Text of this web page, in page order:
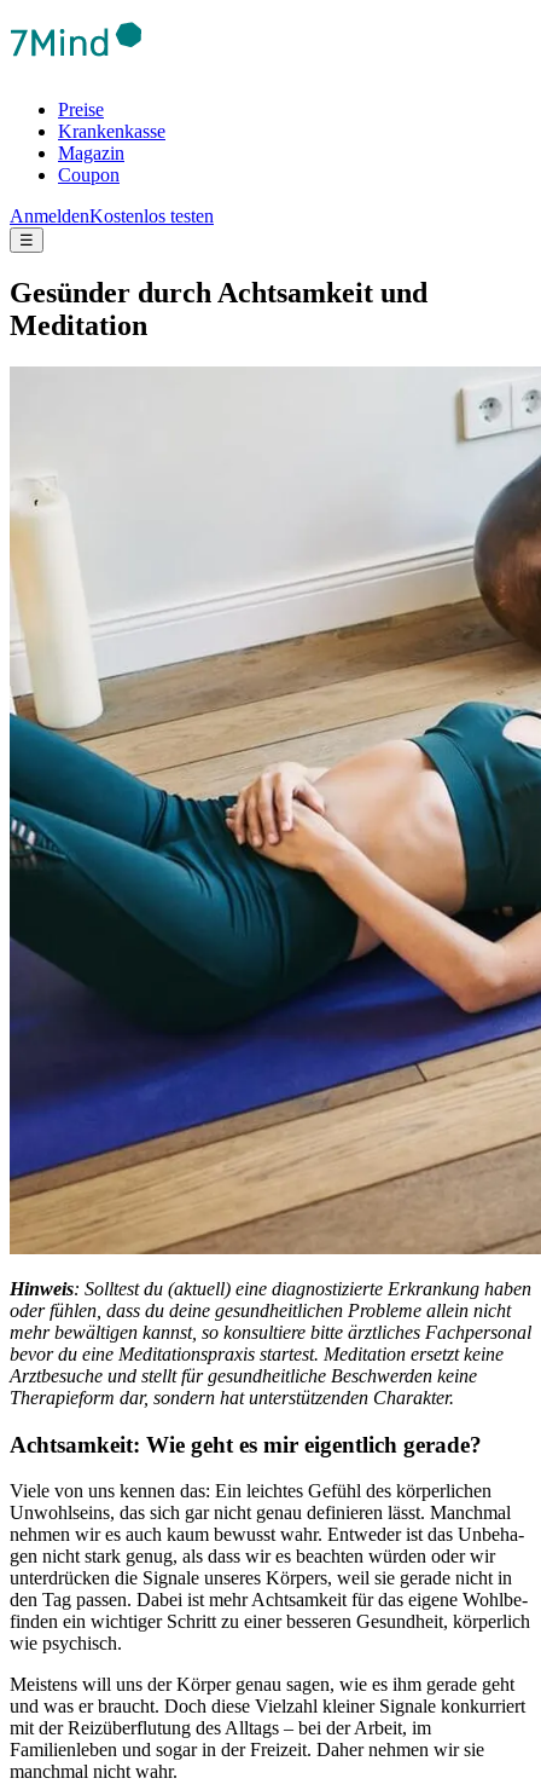
Preise
Krankenkasse
Magazin
Coupon
AnmeldenKostenlos testen
☰
Gesünder durch Achtsamkeit und
Meditation
Hin­weis: Solltest du (aktuell) eine diagnostizierte Erkrankung haben
oder fühlen, dass du deine gesundheitlichen Probleme allein nicht
mehr bewältigen kannst, so konsultiere bitte ärztliches Fachpersonal
bevor du eine Meditationspraxis startest. Meditation ersetzt keine
Arztbesuche und stellt für gesundheitliche Beschwerden keine
Therapieform dar, sondern hat unterstützenden Charakter.
Acht­sam­keit: Wie geht es mir eigent­lich gerade?
Viele von uns kennen das: Ein leich­tes Gefühl des körperlichen
Unwohl­seins, das sich gar nicht genau definieren lässt. Manchmal
nehmen wir es auch kaum bewusst wahr. Ent­we­der ist das Unbe­ha­
gen nicht stark genug, als dass wir es beach­ten würden oder wir
unter­drü­cken die Signale unse­res Kör­pers, weil sie gerade nicht in
den Tag passen. Dabei ist mehr Acht­sam­keit für das eigene Wohl­be­
fin­den ein wich­ti­ger Schritt zu einer bes­se­ren Gesund­heit, körperlich
wie psychisch.
Meistens will uns der Körper genau sagen, wie es ihm gerade geht
und was er braucht. Doch diese Viel­zahl klei­ner Signale kon­kur­riert
mit der Reiz­über­flu­tung des All­tags – bei der Arbeit, im
Familienleben und sogar in der Frei­zeit. Daher nehmen wir sie
manchmal nicht wahr.